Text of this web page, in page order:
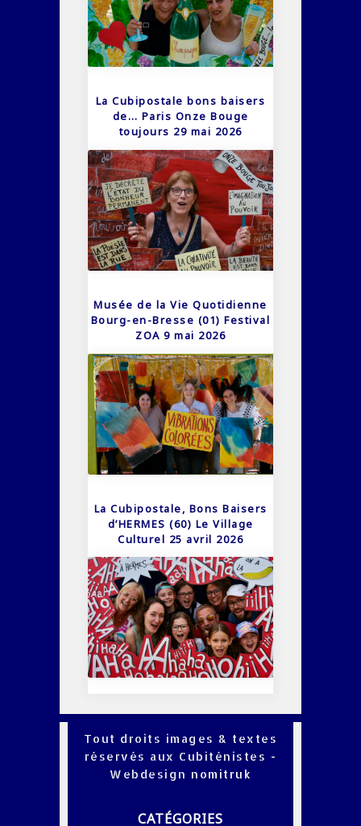
La Cubipostale bons baisers
de… Paris Onze Bouge
toujours 29 mai 2026
Musée de la Vie Quotidienne
Bourg-en-Bresse (01) Festival
ZOA 9 mai 2026
La Cubipostale, Bons Baisers
d’HERMES (60) Le Village
Culturel 25 avril 2026
Tout droits images & textes
réservés aux Cubiténistes -
Webdesign nomitruk
CATÉGORIES